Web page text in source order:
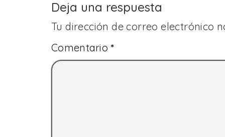
Deja una respuesta
Tu dirección de correo electrónico
Comentario*